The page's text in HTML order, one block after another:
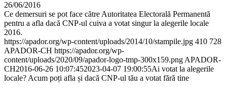
26/06/2016
Ce demersuri se pot face către Autoritatea Electorală Permanentă
pentru a afla dacă CNP-ul cuiva a votat singur la alegerile locale
2016.
https://apador.org/wp-content/uploads/2014/10/stampile.jpg 410 728
APADOR-CH https://apador.org/wp-
content/uploads/2020/09/apador-logo-tmp-300x159.png APADOR-
CH2016-06-26 10:07:452023-04-07 19:00:55Ai votat la alegerile
locale? Acum poți afla și dacă CNP-ul tău a votat fără tine